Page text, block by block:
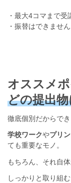
・最大4コマまで受
・振替はできませ
オススメポ
どの提出
徹底個別だからで
学校ワークやプリン
ても重要なモノ。
もちろん、それ自
しっかりと取り組